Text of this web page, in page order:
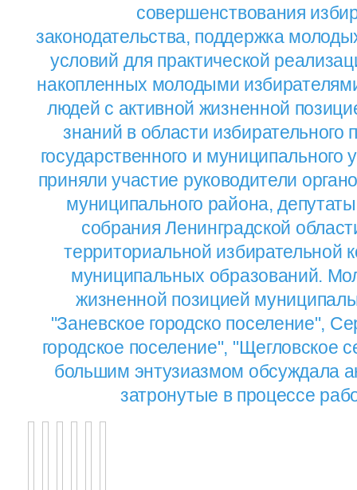
совершенствования
законодательства, поддержка
условий для практической
накопленных молодыми
людей с активной жизненной
знаний в области избирательного
государственного и
приняли участие руководители
муниципального района,
собрания Ленинградской
территориальной избирательной
муниципальных образований.
жизненной позицией
"Заневское городско поселение",
городское поселение", "Щегловское
большим энтузиазмом обсуждала
затронутые в процессе